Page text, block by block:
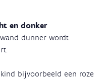
en donker
dunner wordt
bijvoorbeeld een roze